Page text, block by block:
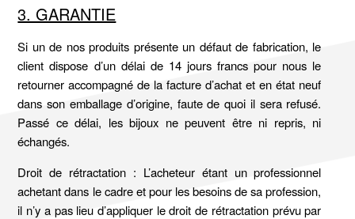
3. GARANTIE
Si un de nos produits présente un défaut de fabrication, le
client dispose d’un délai de 14 jours francs pour nous le
retourner accompagné de la facture d’achat et en état neuf
dans son emballage d’origine, faute de quoi il sera refusé.
Passé ce délai, les bijoux ne peuvent être ni repris, ni
échangés.
Droit de rétractation : L’acheteur étant un professionnel
achetant dans le cadre et pour les besoins de sa profession,
il n’y a pas lieu d’appliquer le droit de rétractation prévu par